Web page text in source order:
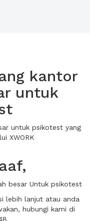
kantor
untuk
untuk psikotest yang
XWORK
besar Untuk psikotest
lebih lanjut atau anda
hubungi kami di